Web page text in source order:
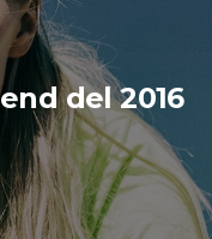
del 2016